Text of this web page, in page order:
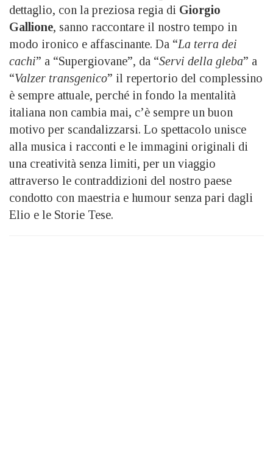
dettaglio, con la preziosa regia di Giorgio
Gallione, sanno raccontare il nostro tempo in
modo ironico e affascinante. Da “La terra dei
cachi” a “Supergiovane”, da “Servi della gleba” a
“Valzer transgenico” il repertorio del complessino
è sempre attuale, perché in fondo la mentalità
italiana non cambia mai, c’è sempre un buon
motivo per scandalizzarsi. Lo spettacolo unisce
alla musica i racconti e le immagini originali di
una creatività senza limiti, per un viaggio
attraverso le contraddizioni del nostro paese
condotto con maestria e humour senza pari dagli
Elio e le Storie Tese.